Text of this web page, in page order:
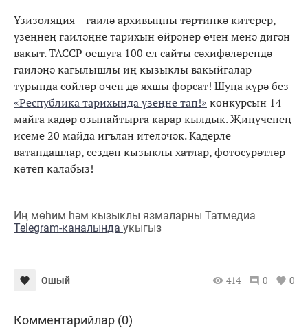
Үзизоляция – гаилә архивыңны тәртипкә китерер,
үзеңнең гаиләңне тарихын өйрәнер өчен менә дигән
вакыт. ТАССР оешуга 100 ел сайты сәхифәләрендә
гаиләңә кагылышлы иң кызыклы вакыйгалар
турында сөйләр өчен дә яхшы форсат! Шуңа күрә без
«Республика тарихында үзеңне тап!» конкурсын 14
майга кадәр озынайтырга карар кылдык. Җиңүченең
исеме 20 майда игълан ителәчәк. Кадерле
ватандашлар, сездән кызыклы хатлар, фотосурәтләр
көтеп калабыз!
Иң мөһим һәм кызыклы язмаларны Татмедиа
Telegram-каналында укыгыз
Ошый 414 0 0
Комментарийлар (0)